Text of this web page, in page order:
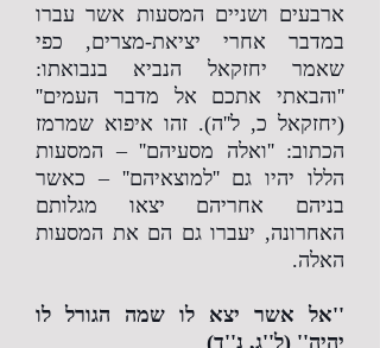
ארבעים ושניים המסעות אשר עברו
במדבר אחרי יציאת-מצרים, כפי
שאמר יחזקאל הנביא בנבואתו:
''והבאתי אתכם אל מדבר העמים''
(יחזקאל כ, ל''ה). זהו איפוא שמרמז
הכתוב: ''ואלה מסעיהם'' – המסעות
הללו יהיו גם ''למוצאיהם'' – כאשר
בניהם אחריהם יצאו מגלותם
האחרונה, יעברו גם הם את המסעות
האלה.
''אל אשר יצא לו שמה הגורל לו
יהיה'' (ל''ג, נ''ד)